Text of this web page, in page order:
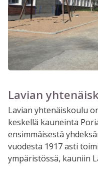
Lavian
Lavian yhtenäiskoulu
keskellä kauneinta
ensimmäisestä
vuodesta 1917 asti
ympäristössä, kauniin